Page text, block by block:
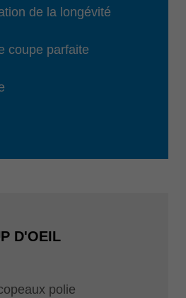
de la longévité
coupe parfaite
D'OEIL
polie